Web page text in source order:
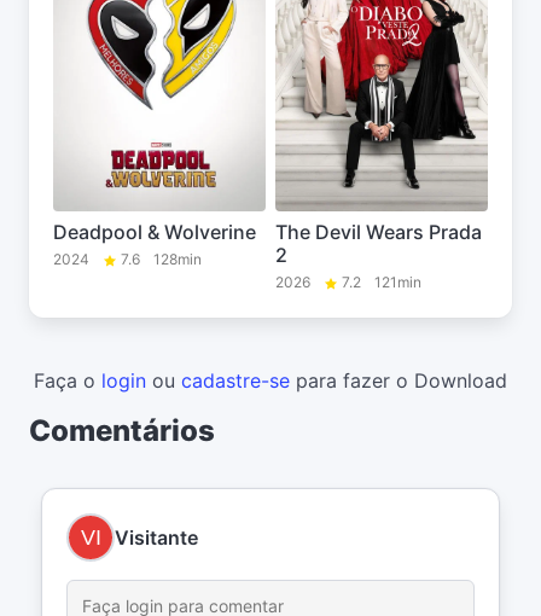
Deadpool & Wolverine
2024 7.6 128min
The Devil Wears Prada
2
2026 7.2 121min
Faça o login ou cadastre-se para fazer o Download
Comentários
Visitante